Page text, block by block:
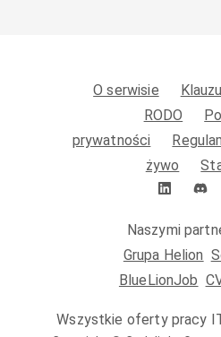
O serwisie
RODO
prywatności
żywo
Naszymi
Grupa Helion
BlueLionJob
Wszystkie oferty pracy